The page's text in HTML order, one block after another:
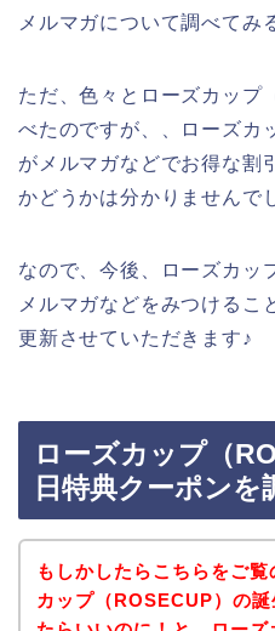
メルマガについて調べてみ
ただ、色々とローズカップ
べたのですが、、ローズカ
がメルマガなどでお得な割
かどうかは分かりませんで
なので、今後、ローズカッ
メルマガなどをみつけるこ
更新させていただきます♪
ローズカップ（
日特典クーポンを
もしかしたらこちらをご
カップ（ROSECUP）の